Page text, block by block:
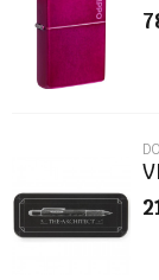
Poruka
POŠALJI